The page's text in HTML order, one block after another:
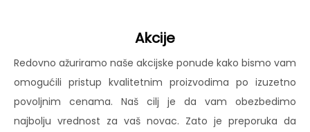
Akcije
Redovno ažuriramo naše akcijske ponude kako bismo vam
omogućili pristup kvalitetnim proizvodima po izuzetno
povoljnim cenama. Naš cilj je da vam obezbedimo
najbolju vrednost za vaš novac. Zato je preporuka da